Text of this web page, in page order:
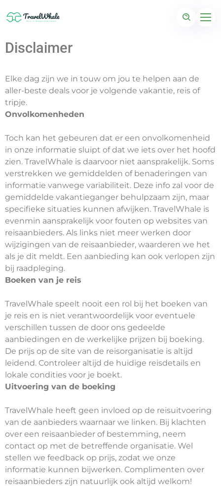
Disclaimer
Elke dag zijn we in touw om jou te helpen aan de
aller-beste deals voor je volgende vakantie, reis of
tripje.
Onvolkomenheden
Toch kan het gebeuren dat er een onvolkomenheid
in onze informatie sluipt of dat we iets over het hoofd
zien. TravelWhale is daarvoor niet aansprakelijk. Soms
verstrekken we gemiddelden of benaderingen van
informatie vanwege variabiliteit. Deze info zal voor de
gemiddelde vakantieganger behulpzaam zijn, maar
specifieke situaties kunnen afwijken. TravelWhale is
evenmin aansprakelijk voor fouten op websites van
reisaanbieders. Als links niet meer werken door
wijzigingen van de reisaanbieder, waarderen we het
als je dit meldt. Een aanbieding kan ook verlopen zijn
bij raadpleging.
Boeken van je reis
TravelWhale speelt nooit een rol bij het boeken van
je reis en is niet verantwoordelijk voor eventuele
verschillen tussen de door ons gedeelde
aanbiedingen en de werkelijke prijzen bij boeking.
De prijs op de site van de reisorganisatie is altijd
leidend. Controleer altijd de huidige reisdetails en
lokale condities voor je boekt.
Uitvoering van de boeking
TravelWhale heeft geen invloed op de reisuitvoering
van de aanbieders waarnaar we linken. Bij klachten
over een reisaanbieder of bestemming, neem
contact op met de betreffende organisatie. Wel
stellen we feedback op prijs, zodat we onze
informatie kunnen bijwerken. Complimenten over
reisaanbieders zijn natuurlijk ook altijd welkom!